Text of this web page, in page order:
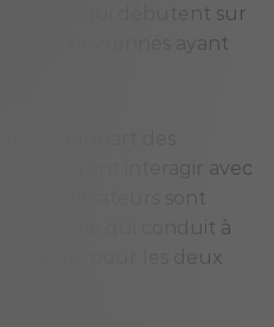
à ceux qui débutent sur
chevronnés ayant
la plupart des
préfèrent interagir avec
ces utilisateurs sont
ce qui conduit à
globale pour les deux